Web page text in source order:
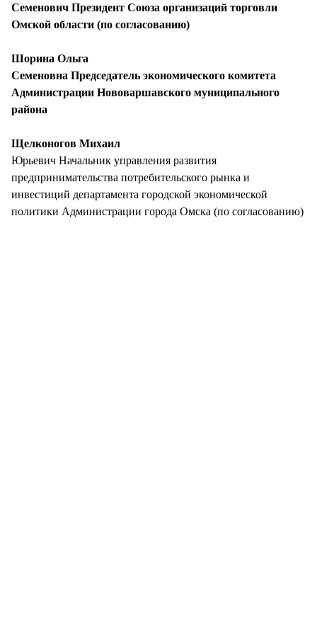
Семенович Президент Союза организаций торговли
Омской области (по согласованию)
Шорина Ольга
Семеновна Председатель экономического комитета
Администрации Нововаршавского муниципального
района
Щелконогов Михаил
Юрьевич Начальник управления развития
предпринимательства потребительского рынка и
инвестиций департамента городской экономической
политики Администрации города Омска (по согласованию)